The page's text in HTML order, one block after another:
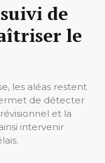
de
le
les aléas restent
de détecter
et la
intervenir